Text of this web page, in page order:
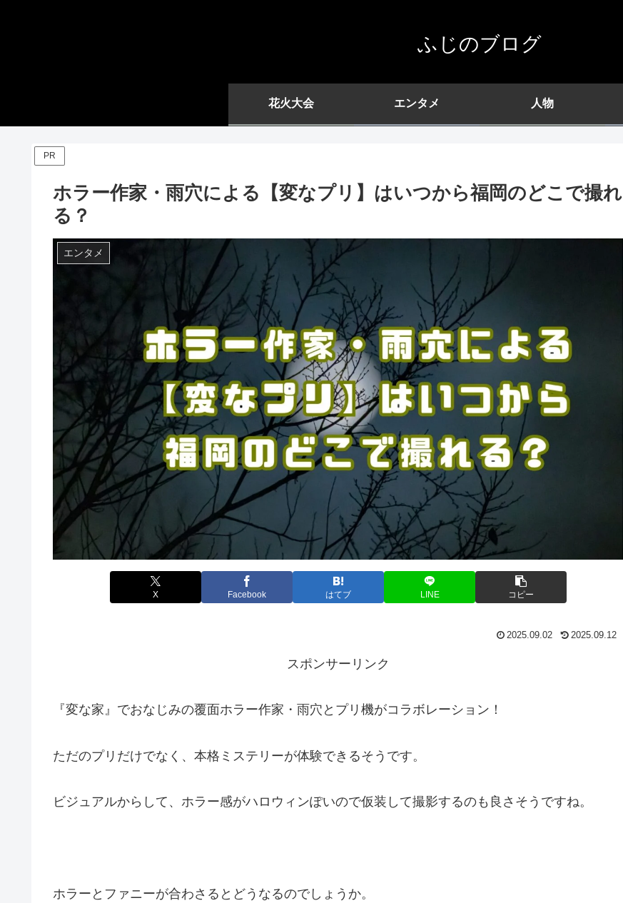
ふじのブログ
花火大会 エンタメ 人物
PR
ホラー作家・雨穴による【変なプリ】はいつから福岡のどこで撮れ
る？
エンタメ
X Facebook はてブ LINE コピー
2025.09.02 2025.09.12
スポンサーリンク
『変な家』でおなじみの覆面ホラー作家・雨穴とプリ機がコラボレーション！
ただのプリだけでなく、本格ミステリーが体験できるそうです。
ビジュアルからして、ホラー感がハロウィンぽいので仮装して撮影するのも良さそうですね。
ホラーとファニーが合わさるとどうなるのでしょうか。